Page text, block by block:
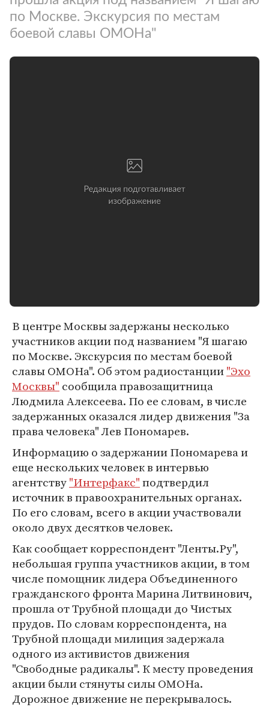
по Москве. Экскурсия по местам
боевой славы ОМОНа"
В центре Москвы задержаны несколько
участников акции под названием "Я шагаю
по Москве. Экскурсия по местам боевой
славы ОМОНа". Об этом радиостанции"Эхо
Москвы" сообщила правозащитница
Людмила Алексеева. По ее словам, в числе
задержанных оказался лидер движения "За
права человека" Лев Пономарев.
Информацию о задержании Пономарева и
еще нескольких человек в интервью
агентству"Интерфакс"подтвердил
источник в правоохранительных органах.
По его словам, всего в акции участвовали
около двух десятков человек.
Как сообщает корреспондент "Ленты.Ру",
небольшая группа участников акции, в том
числе помощник лидера Объединенного
гражданского фронта Марина Литвинович,
прошла от Трубной площади до Чистых
прудов. По словам корреспондента, на
Трубной площади милиция задержала
одного из активистов движения
"Свободные радикалы". К месту проведения
акции были стянуты силы ОМОНа.
Дорожное движение не перекрывалось.